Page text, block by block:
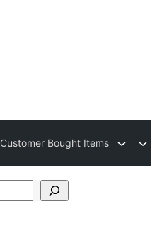
Customer Bought Items